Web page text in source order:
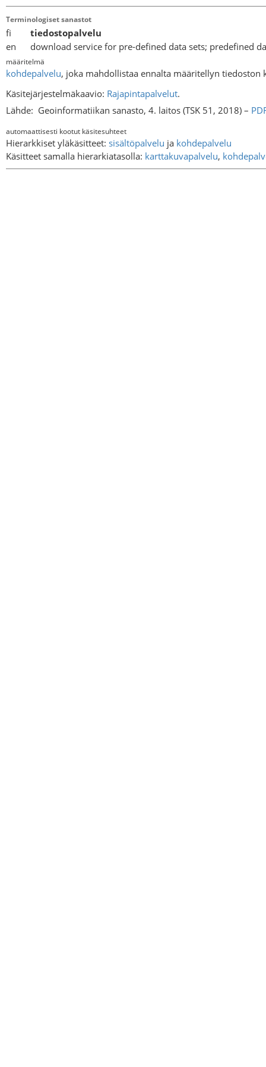
Terminologiset sanastot
fi tiedostopalvelu
en download service for pre-defined data sets; predefined
määritelmä
kohdepalvelu, joka mahdollistaa ennalta määritellyn
Käsitejärjestelmäkaavio: Rajapintapalvelut.
Lähde: Geoinformatiikan sanasto, 4. laitos (TSK 51, 2018) –
automaattisesti kootut käsitesuhteet
Hierarkkiset yläkäsitteet: sisältöpalvelu ja kohdepalvelu
Käsitteet samalla hierarkiatasolla: karttakuvapalvelu,